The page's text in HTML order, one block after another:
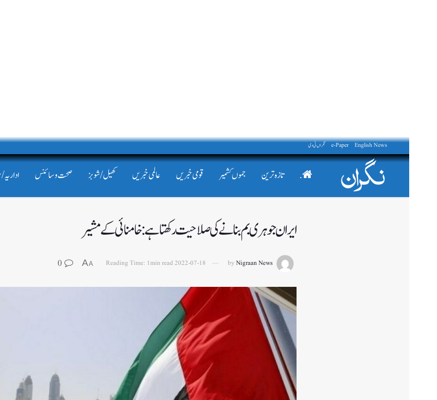
English News
e-Paper نگراں ٹی وی
. تازہ ترین جموں کشمیر قومی خبریں عالمی خبریں کھیل/شوبز صحت و سائنس
ایران جوہری بم بنانے کی صلاحیت رکھتا ہے : خامنائی کے مشیر
by Nigraan News
2022-07-18
Reading Time: 1min read
A
A